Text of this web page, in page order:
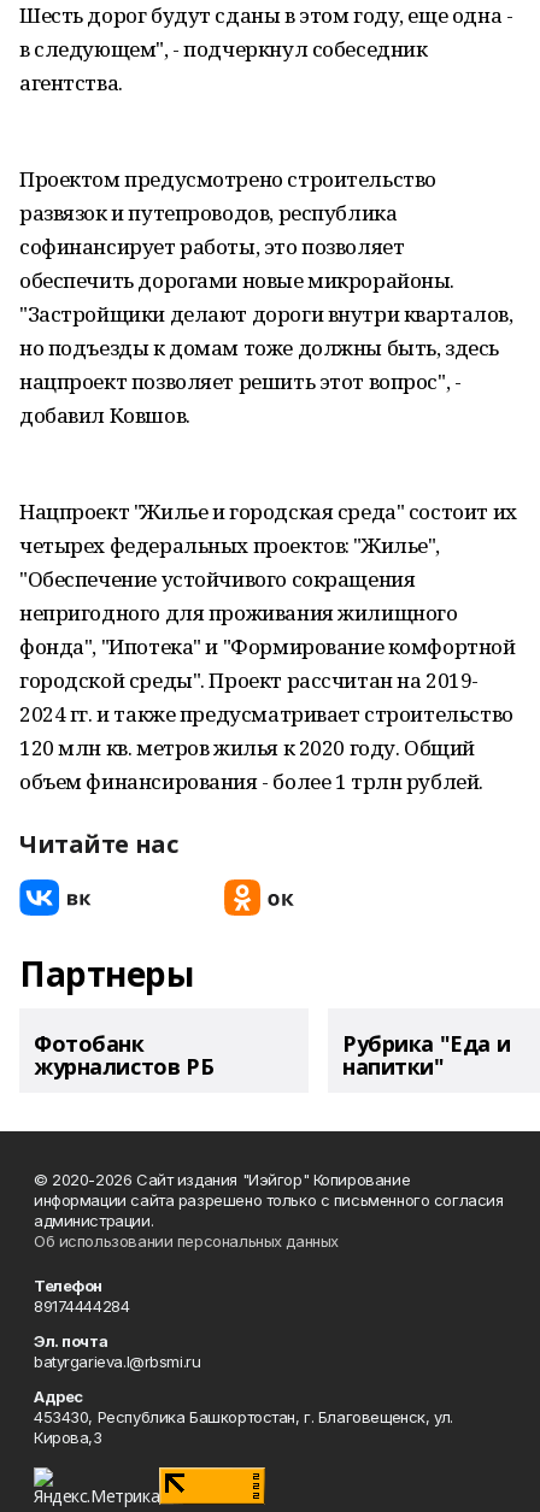
Шесть дорог будут сданы в этом году, еще одна -
в следующем", - подчеркнул собеседник
агентства.
Проектом предусмотрено строительство
развязок и путепроводов, республика
софинансирует работы, это позволяет
обеспечить дорогами новые микрорайоны.
"Застройщики делают дороги внутри кварталов,
но подъезды к домам тоже должны быть, здесь
нацпроект позволяет решить этот вопрос", -
добавил Ковшов.
Нацпроект "Жилье и городская среда" состоит их
четырех федеральных проектов: "Жилье",
"Обеспечение устойчивого сокращения
непригодного для проживания жилищного
фонда", "Ипотека" и "Формирование комфортной
городской среды". Проект рассчитан на 2019-
2024 гг. и также предусматривает строительство
120 млн кв. метров жилья к 2020 году. Общий
объем финансирования - более 1 трлн рублей.
Читайте нас
Партнеры
Фотобанк
журналистов РБ
Рубрика "Еда и
напитки"
© 2020-2026 Сайт издания "Иэйгор" Копирование
информации сайта разрешено только с письменного согласия
администрации.
Об использовании персональных данных
Телефон
89174444284
Эл. почта
batyrgarieva.l@rbsmi.ru
Адрес
453430, Республика Башкортостан, г. Благовещенск, ул.
Кирова,3